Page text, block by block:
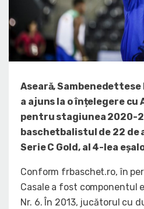
Aseară,
a ajuns la o înțelegere cu
pentru stagiunea 2020-
baschetbalistul de 22 de
Serie C Gold, al 4-lea
Conform frbaschet.ro, în
Casale a fost componentul
Nr. 6. În 2013, jucătorul cu